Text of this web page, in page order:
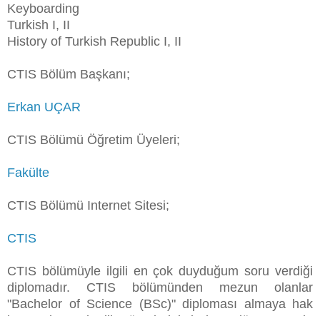
Keyboarding
Turkish I, II
History of Turkish Republic I, II
CTIS Bölüm Başkanı;
Erkan UÇAR
CTIS Bölümü Öğretim Üyeleri;
Fakülte
CTIS Bölümü Internet Sitesi;
CTIS
CTIS bölümüyle ilgili en çok duyduğum soru verdiği
diplomadır. CTIS bölümünden mezun olanlar
"Bachelor of Science (BSc)" diploması almaya hak